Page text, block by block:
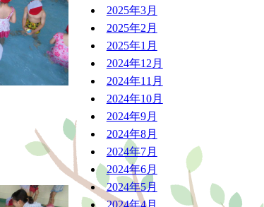
2025年3月
2025年2月
2025年1月
2024年12月
2024年11月
2024年10月
2024年9月
2024年8月
2024年7月
2024年6月
2024年5月